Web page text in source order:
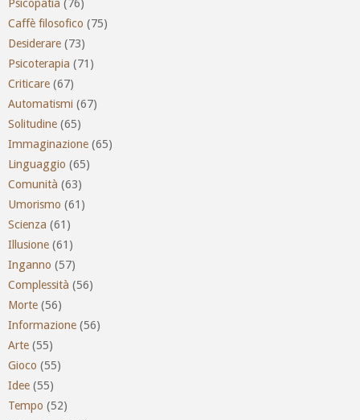
Psicopatia (76)
Caffè filosofico (75)
Desiderare (73)
Psicoterapia (71)
Criticare (67)
Automatismi (67)
Solitudine (65)
Immaginazione (65)
Linguaggio (65)
Comunità (63)
Umorismo (61)
Scienza (61)
Illusione (61)
Inganno (57)
Complessità (56)
Morte (56)
Informazione (56)
Arte (55)
Gioco (55)
Idee (55)
Tempo (52)